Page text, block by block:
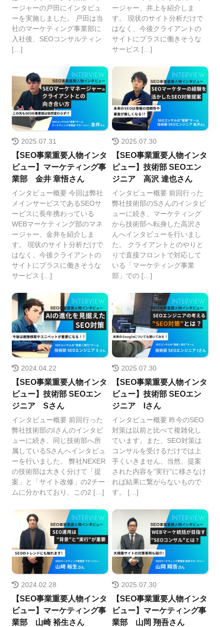
ージャーの戸田にインタビュ
ーを実施しました。 戸田は当
社のマーケティング事業部に
入社後、SEOコンサルティン
[…]
ージャー、井上を紹介しま
す。 現状のサイト分析だけで
はなく、今後クライアントの
サイトにプラスに働きそうな
サービス […]
2025.07.31
【SEO事業重要人物インタ
ビュー】マーケティング事
業部 金井 章悟さん
インタビュー概要 今回は弊社
メインサービスであるSEOサ
ービスに長年携わっている
WEBマーケティング部のマネ
ージャー、金井を紹介しま
す。 現状のサイト分析だけで
はなく、今後クライアントの
サイトにプラスに働きそうな
サービス […]
2025.07.30
【SEO事業重要人物インタ
ビュー】技術部 SEOエン
ジニア 高沢 達也さん
インタビュー概要 前回行った
弊社技術部のSさんのインタビ
ューに続き、マーケティング
から技術部へ転身した高沢さ
んへインタビューを行いまし
た。 クライアントとのやりと
りで直接フロントで対応して
いる「マーケティング事業
部」での […]
2024.04.22
【SEO事業重要人物インタ
ビュー】技術部 SEOエン
ジニア Sさん
インタビュー概要 前回行った
弊社技術部のIさんのインタビ
ューに続き、同じ技術部へ所
属しているSさんへインタビュ
ーを行いました。 弊社NEXER
の技術部は大きく分けて「提
案」と「サイト改修」の2チー
ムに分かれており、この2 […]
2025.07.30
【SEO事業重要人物インタ
ビュー】技術部 SEOエン
ジニア Iさん
インタビュー概要 昨今のSEO
対策は以前と比べて複雑化し
ています。また、SEO対策は
コンサルを受けるだけでは上
手くいきません。当然、提案
された内容を”実行”に移さなけ
れば結果に繋がらないもので
す。 […]
2024.02.28
【SEO事業重要人物インタ
ビュー】マーケティング事
業部 山崎 裕生さん
2025.07.30
【SEO事業重要人物インタ
ビュー】マーケティング事
業部 山岡 翔吾さん